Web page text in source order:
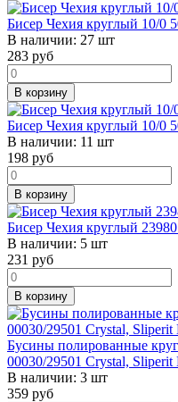
Бисер Чехия круглый 10/0
В наличии: 27 шт
283 руб
В корзину
Бисер Чехия круглый 10/0
В наличии: 11 шт
198 руб
В корзину
Бисер Чехия круглый
В наличии: 5 шт
231 руб
В корзину
Бусины полированные
00030/29501 Crystal, Sliperit
В наличии: 3 шт
359 руб